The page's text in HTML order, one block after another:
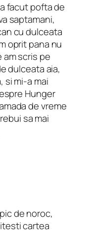
facut pofta de
saptamani,
cu dulceata
oprit pana nu
am scris pe
dulceata aia,
si mi-a mai
Hunger
de vreme
sa mai
de noroc,
cartea